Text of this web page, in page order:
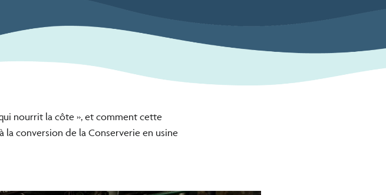
nourrit la côte », et comment cette
conversion de la Conserverie en usine